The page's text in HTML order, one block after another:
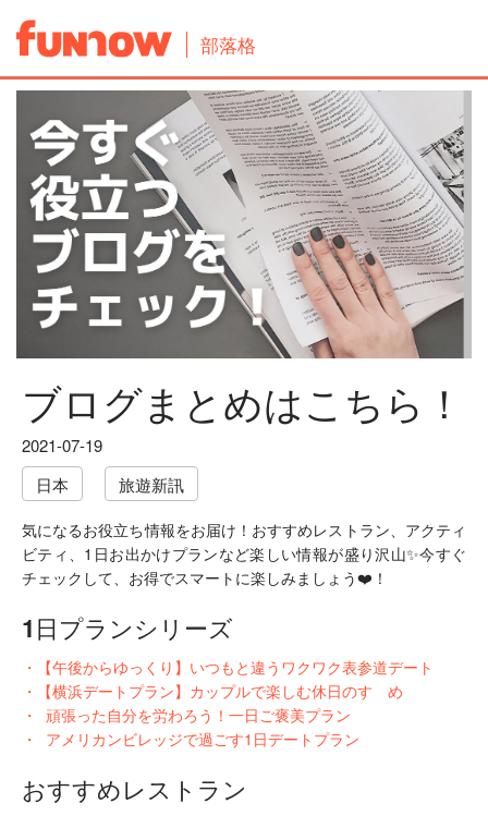
部落格
ブログまとめはこちら！
2021-07-19
日本
旅遊新訊
気になるお役立ち情報をお届け！おすすめレストラン、アクティ
ビティ、1日お出かけプランなど楽しい情報が盛り沢山✨今すぐ
チェックして、お得でスマートに楽しみましょう❤️！
1日プランシリーズ
・
【午後からゆっくり】いつもと違うワクワク表参道デート
・
【横浜デートプラン】カップルで楽しむ休日のすゝめ
・ 頑張った自分を労わろう！一日ご褒美プラン
・ アメリカンビレッジで過ごす1日デートプラン
おすすめレストラン